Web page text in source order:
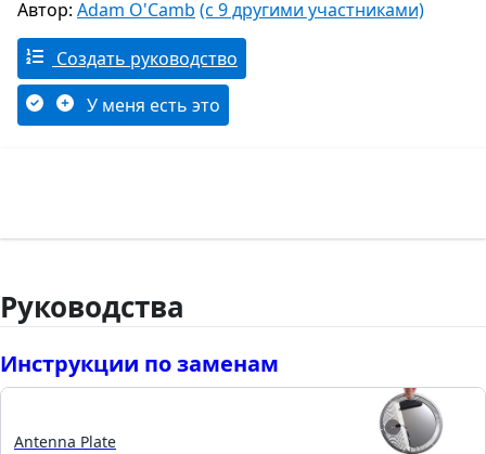
Автор: Adam O'Camb (с 9 другими участниками)
Создать руководство
У меня есть это
Руководства
Инструкции по заменам
Antenna Plate